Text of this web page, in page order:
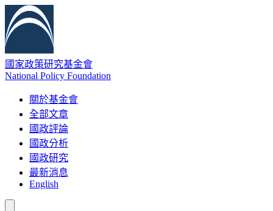
國家政策研究基金會
National Policy Foundation
關於基金會
全部文章
國政評論
國政分析
國政研究
最新消息
English